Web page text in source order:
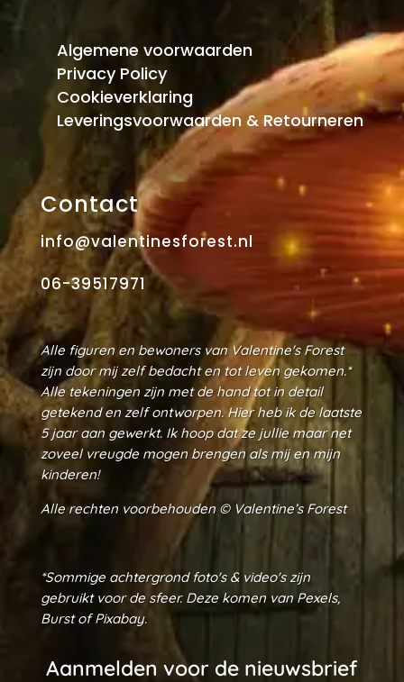
Algemene voorwaarden
Privacy Policy
Cookieverklaring
Leveringsvoorwaarden & Retourneren
Contact
info@valentinesforest.nl
06-39517971
Alle figuren en bewoners van Valentine's Forest
zijn door mij zelf bedacht en tot leven gekomen.*
Alle tekeningen zijn met de hand tot in detail
getekend en zelf ontworpen. Hier heb ik de laatste
5 jaar aan gewerkt. Ik hoop dat ze jullie maar net
zoveel vreugde mogen brengen als mij en mijn
kinderen!
Alle rechten voorbehouden ©Valentine’s Forest
*Sommige achtergrond foto's & video's zijn
gebruikt voor de sfeer. Deze komen van Pexels,
Burst of Pixabay.
Aanmelden voor de nieuwsbrief